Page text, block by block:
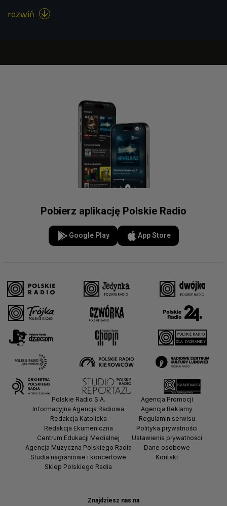
rozwiń 
Pobierz aplikację Polskie Radio
Google Play App Store
Znajdziesz nas na
Polskie Radio S.A.
Informacyjna Agencja Radiowa
Redakcja Katolicka
Redakcja Ekumeniczna
Centrum Edukacji Medialnej
Agencja Muzyczna Polskiego Radia
Studia nagraniowe i koncertowe
Sklep Polskiego Radia
Agencja Promocji
Agencja Reklamy
Regulamin serwisu
Polityka prywatności
Ustawienia prywatności
Dane osobowe
Kontakt